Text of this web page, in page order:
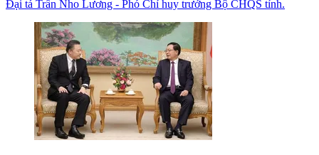
Đại tá Trần Nho Lương - Phó Chỉ huy trưởng Bộ CHQS tỉnh.